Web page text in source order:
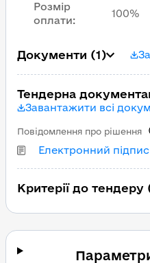
Розмір
оплати:
100%
Документи (1)
Тендерна
Завантажити всі
Електронний підпис
Повідомлення про рішення
Критерії до тендеру